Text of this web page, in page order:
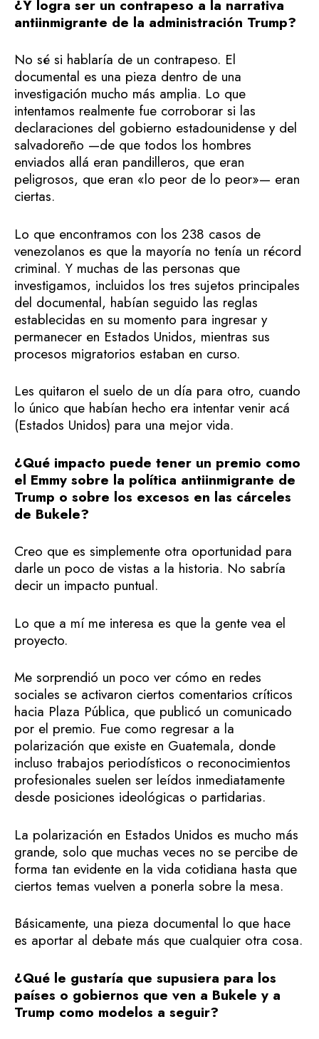
¿Y logra ser un contrapeso a la narrativa
antiinmigrante de la administración Trump?
No sé si hablaría de un contrapeso. El
documental es una pieza dentro de una
investigación mucho más amplia. Lo que
intentamos realmente fue corroborar si las
declaraciones del gobierno estadounidense y del
salvadoreño —de que todos los hombres
enviados allá eran pandilleros, que eran
peligrosos, que eran «lo peor de lo peor»— eran
ciertas.
Lo que encontramos con los 238 casos de
venezolanos es que la mayoría no tenía un récord
criminal. Y muchas de las personas que
investigamos, incluidos los tres sujetos principales
del documental, habían seguido las reglas
establecidas en su momento para ingresar y
permanecer en Estados Unidos, mientras sus
procesos migratorios estaban en curso.
Les quitaron el suelo de un día para otro, cuando
lo único que habían hecho era intentar venir acá
(Estados Unidos) para una mejor vida.
¿Qué impacto puede tener un premio como
el Emmy sobre la política antiinmigrante de
Trump o sobre los excesos en las cárceles
de Bukele?
Creo que es simplemente otra oportunidad para
darle un poco de vistas a la historia. No sabría
decir un impacto puntual.
Lo que a mí me interesa es que la gente vea el
proyecto.
Me sorprendió un poco ver cómo en redes
sociales se activaron ciertos comentarios críticos
hacia Plaza Pública, que publicó un comunicado
por el premio. Fue como regresar a la
polarización que existe en Guatemala, donde
incluso trabajos periodísticos o reconocimientos
profesionales suelen ser leídos inmediatamente
desde posiciones ideológicas o partidarias.
La polarización en Estados Unidos es mucho más
grande, solo que muchas veces no se percibe de
forma tan evidente en la vida cotidiana hasta que
ciertos temas vuelven a ponerla sobre la mesa.
Básicamente, una pieza documental lo que hace
es aportar al debate más que cualquier otra cosa.
¿Qué le gustaría que supusiera para los
países o gobiernos que ven a Bukele y a
Trump como modelos a seguir?